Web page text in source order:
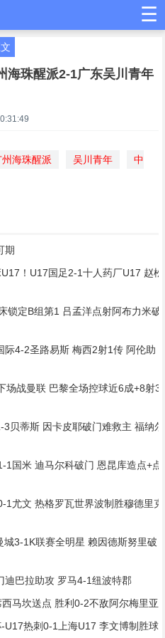
☰
海珠醒派2-1广东吴川青年
州海珠醒派 吴川青年 中
期
！U17国足2-1十人药厂U17 赵松
锁定B组第1 吕孟洋点射阿布力米破
4-2圣路易斯 梅西2射1传 阿伦助
战曼联 巴黎全场控球近6成+8射3
贝蒂斯 因卡皮耶破门难救主 福纳尔
国米 迪马尔科破门 恩昆库造点+点
尤文 热格罗瓦世界波制胜穆德里克
3-1K联赛全明星 赖因德斯努里破
迪巴拉助攻 罗马4-1纽波特郡
马坎送点 胜利0-2不敌阿尔梅里亚
热刺0-1上海U17 李文博制胜球